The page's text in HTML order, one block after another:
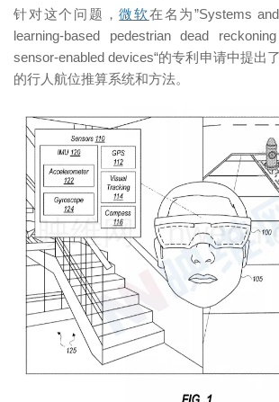
针对这个问题，微软在名为”Systems
learning-based pedestrian dead
sensor-enabled devices“的专利申请中提出
的行人航位推算系统和方法。
映维网（